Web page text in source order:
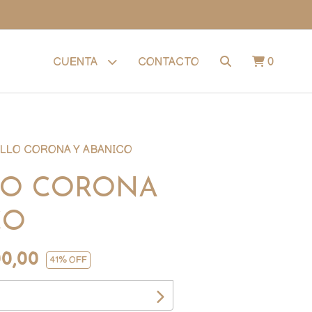
CUENTA CONTACTO 0
CORONA Y ABANICO
CORONA
41% OFF